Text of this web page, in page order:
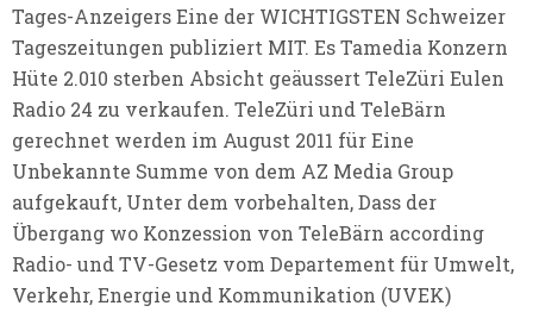
Tages-Anzeigers Eine der WICHTIGSTEN Schweizer
Tageszeitungen publiziert MIT. Es Tamedia Konzern
Hüte 2.010 sterben Absicht geäussert TeleZüri Eulen
Radio 24 zu verkaufen. TeleZüri und TeleBärn
gerechnet werden im August 2011 für Eine
Unbekannte Summe von dem AZ Media Group
aufgekauft, Unter dem vorbehalten, Dass der
Übergang wo Konzession von TeleBärn according
Radio- und TV-Gesetz vom Departement für Umwelt,
Verkehr, Energie und Kommunikation (UVEK)